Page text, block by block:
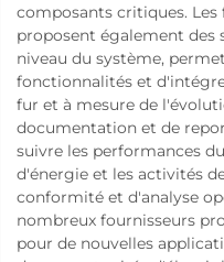
composants critiques.
proposent également des
niveau du système,
fonctionnalités et
fur et à mesure de
documentation et de
suivre les performances
d'énergie et les activités
conformité et d'analyse
nombreux fournisseurs
pour de nouvelles